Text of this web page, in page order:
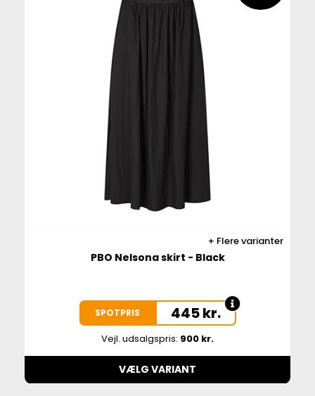
Flere varianter
PBO Nelsona skirt - Black
SPOTPRIS 445kr.
Vejl. udsalgspris: 900 kr.
VÆLG VARIANT